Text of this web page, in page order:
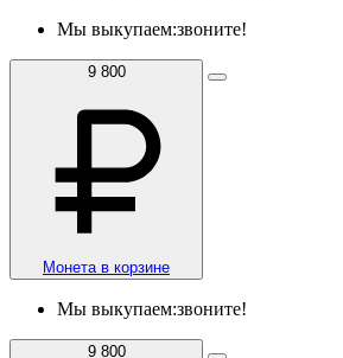
Мы выкупаем:звоните!
9 800
Монета в корзине
Мы выкупаем:звоните!
9 800